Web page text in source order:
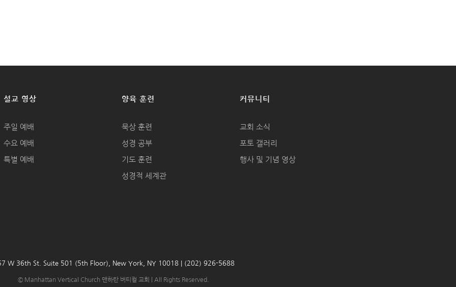
설교 영상
주일 예배
수요 예배
특별 예배
양육 훈련
묵상 훈련
성경 공부
기도 훈련
성경적 세계관
커뮤니티
교회 소식
포토 갤러리
행사 및 기념 영상
W 36th St. Suite 501 (5th Floor), New York, NY 10018 | (202) 926-5688
© Manhattan Vertical Church 맨하탄 버티컬 교회 | All Rights Reserved.